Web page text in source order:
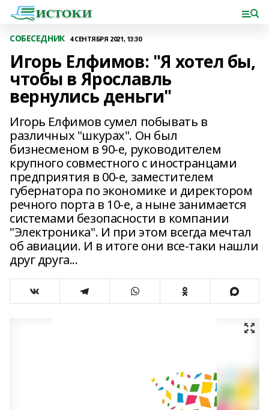
СОБЕСЕДНИК 4 СЕНТЯБРЯ 2021, 13:30
Игорь Елфимов: "Я хотел бы,
чтобы в Ярославль
вернулись деньги"
Игорь Елфимов сумел побывать в
различных "шкурах". Он был
бизнесменом в 90-е, руководителем
крупного совместного с иностранцами
предприятия в 00-е, заместителем
губернатора по экономике и директором
речного порта в 10-е, а ныне занимается
системами безопасности в компании
"Электроника". И при этом всегда мечтал
об авиации. И в итоге они все-таки нашли
друг друга...